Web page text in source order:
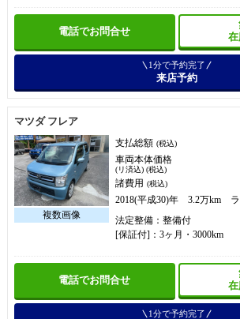
電話でお問合せ
1分で予約完了
来店予約
マツダ フレア
支払総額 (税込)
車両本体価格
(リ済込) (税込)
諸費用 (税込)
2018(平成30)年 3.2万km ラ
法定整備：整備付
[保証付]：3ヶ月・3000km
電話でお問合せ
1分で予約完了